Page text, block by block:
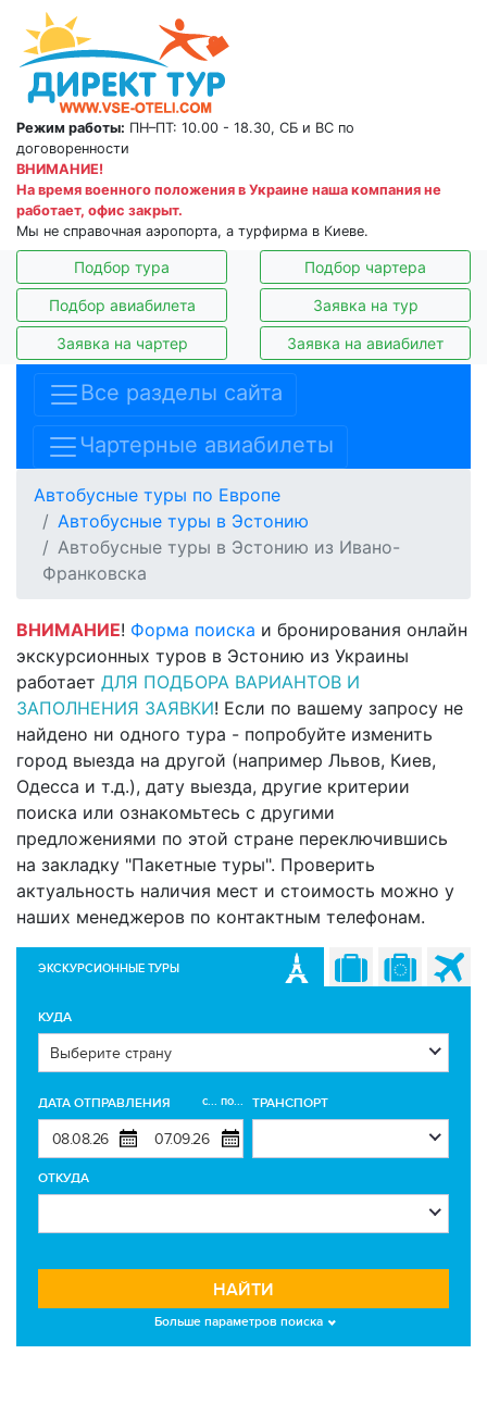
Режим работы: ПН–ПТ: 10.00 - 18.30, СБ и ВС по
договоренности
ВНИМАНИЕ!
На время военного положения в Украине наша компания не
работает, офис закрыт.
Мы не справочная аэропорта, а турфирма в Киеве.
Подбор тура Подбор чартера
Подбор авиабилета Заявка на тур
Заявка на чартер Заявка на авиабилет
Все разделы сайта
Чартерные авиабилеты
Автобусные туры по Европе
Автобусные туры в Эстонию
Автобусные туры в Эстонию из Ивано-
Франковска
ВНИМАНИЕ! Форма поиска и бронирования онлайн
экскурсионных туров в Эстонию из Украины
работает ДЛЯ ПОДБОРА ВАРИАНТОВ И
ЗАПОЛНЕНИЯ ЗАЯВКИ! Если по вашему запросу не
найдено ни одного тура - попробуйте изменить
город выезда на другой (например Львов, Киев,
Одесса и т.д.), дату выезда, другие критерии
поиска или ознакомьтесь с другими
предложениями по этой стране переключившись
на закладку "Пакетные туры". Проверить
актуальность наличия мест и стоимость можно у
наших менеджеров по контактным телефонам.
ЭКСКУРСИОННЫЕ ТУРЫ
КУДА
ДАТА ОТПРАВЛЕНИЯ с... по... ТРАНСПОРТ
ОТКУДА
НАЙТИ
Больше параметров поиска